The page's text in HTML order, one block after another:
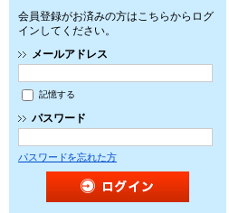
会員登録がお済みの方はこちらからログ
インしてください。
メールアドレス
記憶する
パスワード
パスワードを忘れた方